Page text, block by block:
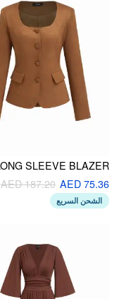
AED 75.36
AED 187.20
الشحن السريع